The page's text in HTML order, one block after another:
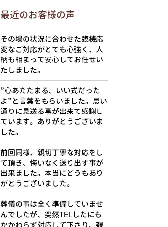
最近のお客様の声
その場の状況に合わせた臨機応
変なご対応がとても心強く、人
柄も相まって安心してお任せい
たしました。
”心あたたまる、いい式だった
よ”と言葉をもらいました。思い
通りに見送る事が出来て感謝し
ています。ありがとうございま
した。
前回同様、親切丁寧な対応をし
て頂き、悔いなく送り出す事が
出来ました。本当にどうもあり
がとうございました。
葬儀の事は全く準備していませ
んでしたが、突然TELしたにも
かかわらず対応して下さり、親